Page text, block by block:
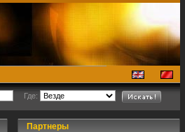
Где:
Партнеры